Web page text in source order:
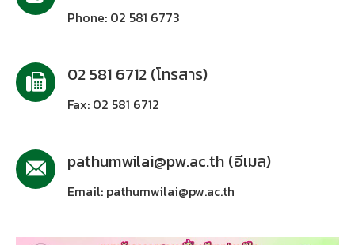
Phone: 02 581 6773
02 581 6712 (โทรสาร)
Fax: 02 581 6712
pathumwilai@pw.ac.th (อีเมล)
Email: pathumwilai@pw.ac.th